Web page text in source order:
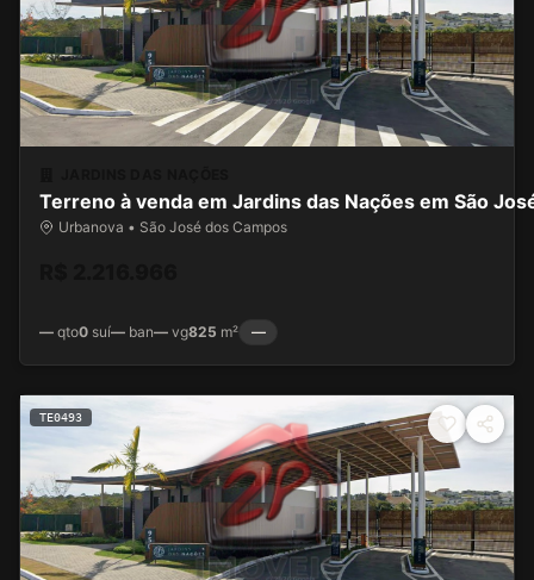
Terreno à venda em Jardins das Nações em São
Urbanova • São José dos Campos
— qto0 suí— ban— vg825 m² —
TE0493